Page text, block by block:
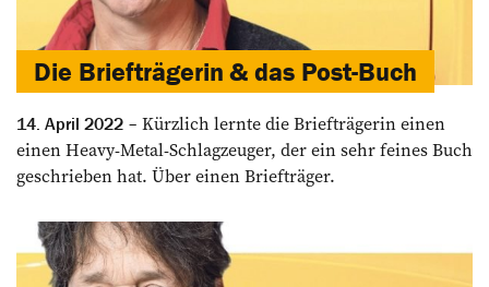
Die Briefträgerin & das Post-Buch
14. April 2022
Kürzlich lernte die Briefträgerin einen
einen Heavy-Metal-Schlagzeuger, der ein sehr feines Buch
geschrieben hat. Über einen Briefträger.